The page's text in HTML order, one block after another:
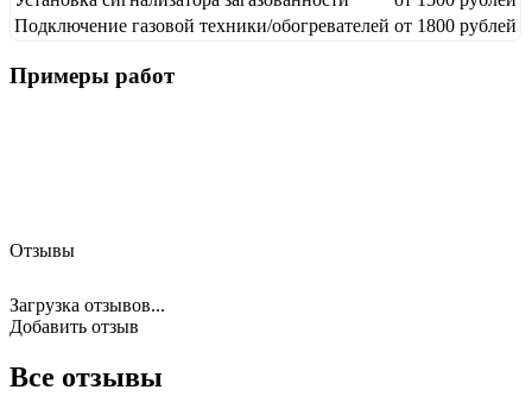
Подключение газовой техники/обогревателей от 1800 рублей
Примеры работ
Отзывы
Загрузка отзывов...
Добавить отзыв
Все отзывы